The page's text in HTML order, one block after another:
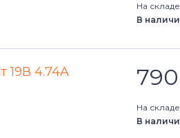
На складе
В
19В 4.74A
790
На складе
В